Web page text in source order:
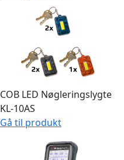
COB LED Nøgleringslygte
KL-10AS
Gå til produkt